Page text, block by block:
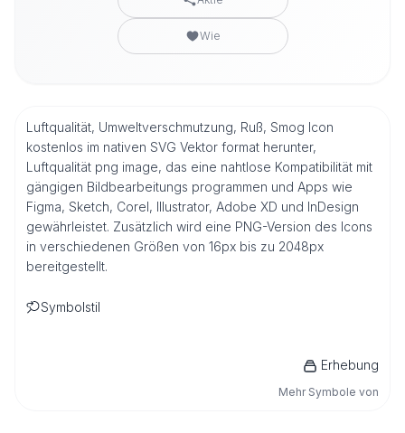
Wie
Luftqualität, Umweltverschmutzung, Ruß, Smog Icon
kostenlos im nativen SVG Vektor format herunter,
Luftqualität png image, das eine nahtlose Kompatibilität mit
gängigen Bildbearbeitungs programmen und Apps wie
Figma, Sketch, Corel, Illustrator, Adobe XD und InDesign
gewährleistet. Zusätzlich wird eine PNG-Version des Icons
in verschiedenen Größen von 16px bis zu 2048px
bereitgestellt.
Symbolstil
Erhebung
Mehr Symbole von